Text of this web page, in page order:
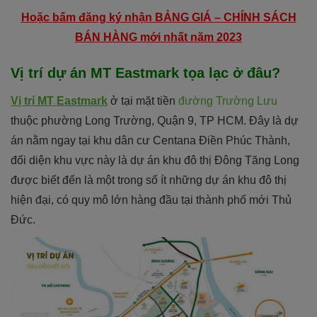
Hoặc bấm đăng ký nhận BẢNG GIÁ – CHÍNH SÁCH
BÁN HÀNG mới nhất năm 2023
Vị trí dự án MT Eastmark tọa lạc ở đâu?
Vị trí MT Eastmark ở tại mặt tiền đường Trường Lưu
thuộc phường Long Trường, Quận 9, TP HCM. Đây là dự
án nằm ngay tại khu dân cư Centana Điền Phúc Thành,
đối diện khu vực này là dự án khu đô thị Đông Tăng Long
được biết đến là một trong số ít những dự án khu đô thị
hiện đại, có quy mô lớn hàng đầu tại thành phố mới Thủ
Đức.